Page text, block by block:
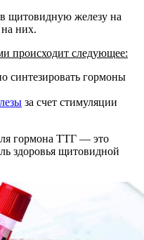
щитовидную железу на
них.
происходит следующее:
синтезировать гормоны
за счет стимуляции
гормона ТТГ — это
здоровья щитовидной